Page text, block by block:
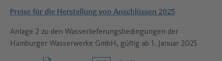
Preise für die Herstellung von Anschlüssen 2025
Anlage 2 zu den Wasserlieferungsbedingungen der
Hamburger Wasserwerke GmbH, gültig ab 1. Januar 2025